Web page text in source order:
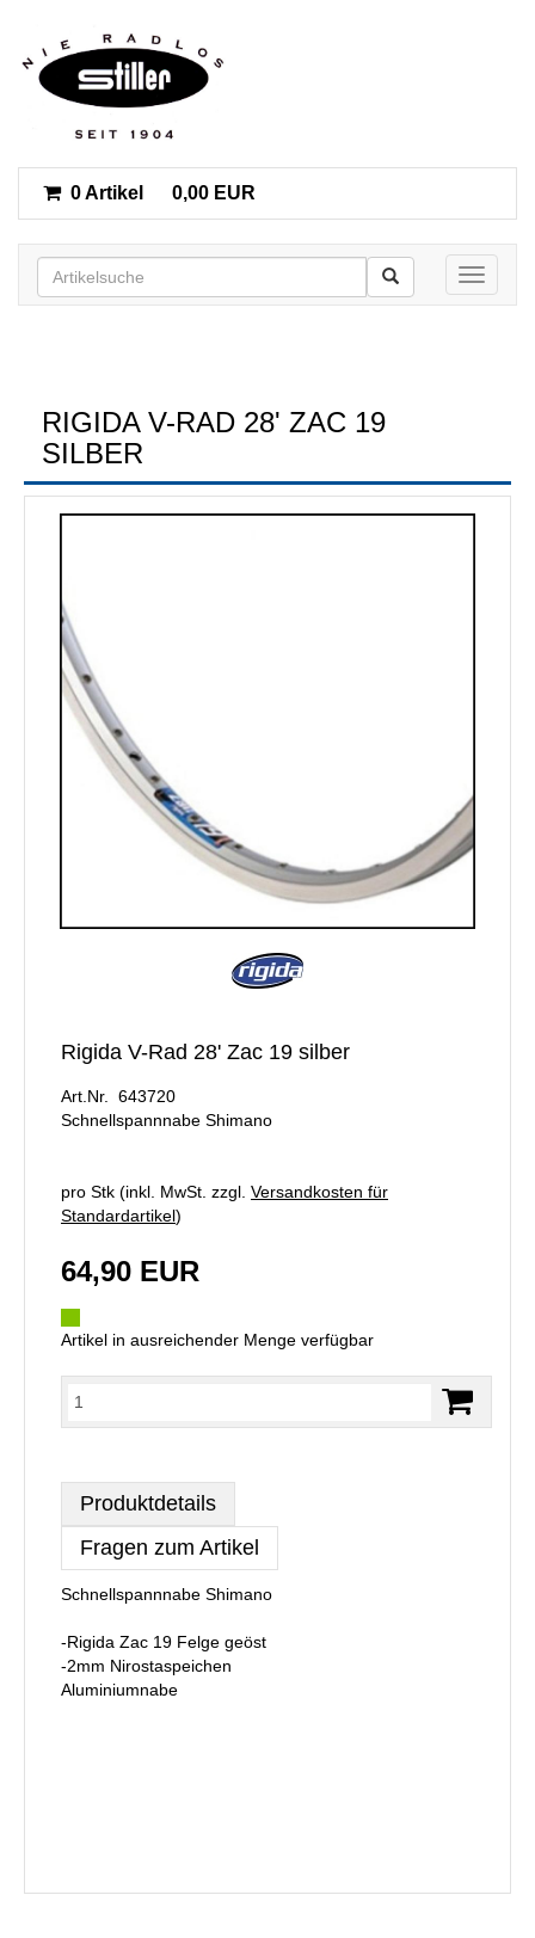
0 Artikel 0,00 EUR
Toggle
RIGIDA V-RAD 28' ZAC 19
SILBER
Rigida V-Rad 28' Zac 19 silber
Art.Nr. 643720
Schnellspannnabe Shimano
pro Stk (inkl. MwSt. zzgl. Versandkosten für
Standardartikel)
64,90 EUR
Artikel in ausreichender Menge verfügbar
Produktdetails
Fragen zum Artikel
Schnellspannnabe Shimano
-Rigida Zac 19 Felge geöst
-2mm Nirostaspeichen
Aluminiumnabe